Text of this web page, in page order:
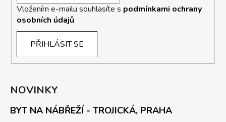
Vložením e-mailu souhlasíte s podmínkami ochrany
osobních údajů
PŘIHLÁSIT SE
NOVINKY
BYT NA NÁBŘEŽÍ - TROJICKÁ, PRAHA